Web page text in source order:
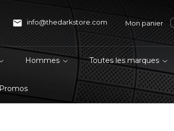
 info@thedarkstore.com Mon panier
Hommes Toutes les marques
Promos